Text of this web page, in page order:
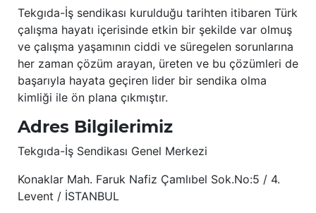
Tekgıda-İş sendikası kurulduğu tarihten itibaren Türk
çalışma hayatı içerisinde etkin bir şekilde var olmuş
ve çalışma yaşamının ciddi ve süregelen sorunlarına
her zaman çözüm arayan, üreten ve bu çözümleri de
başarıyla hayata geçiren lider bir sendika olma
kimliği ile ön plana çıkmıştır.
Adres Bilgilerimiz
Tekgıda-İş Sendikası Genel Merkezi
Konaklar Mah. Faruk Nafiz Çamlıbel Sok.No:5 / 4.
Levent / İSTANBUL